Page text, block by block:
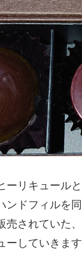
ーリキュール
ドフィルを
売されていた
していきます